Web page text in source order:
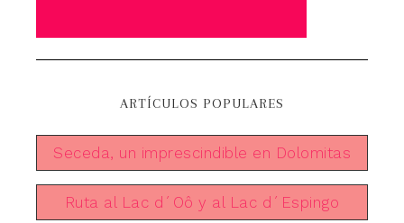
ARTÍCULOS POPULARES
Seceda, un imprescindible en Dolomitas
Ruta al Lac d´Oô y al Lac d´Espingo